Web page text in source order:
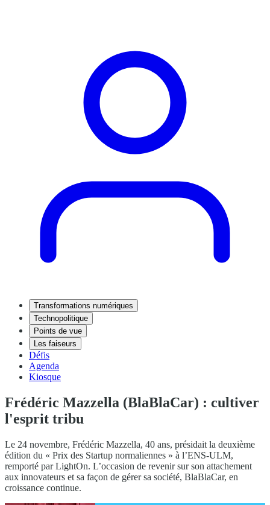
Transformations numériques
Technopolitique
Points de vue
Les faiseurs
Défis
Agenda
Kiosque
Frédéric Mazzella (BlaBlaCar) : cultiver
l'esprit tribu
Le 24 novembre, Frédéric Mazzella, 40 ans, présidait la deuxième
édition du « Prix des Startup normaliennes » à l’ENS-ULM,
remporté par LightOn. L’occasion de revenir sur son attachement
aux innovateurs et sa façon de gérer sa société, BlaBlaCar, en
croissance continue.